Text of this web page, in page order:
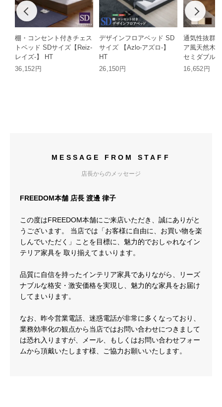
棚・コンセント付きチェス
トベッド SDサイズ【Reiz-
レイズ-】 HT
36,152円
デザインフロアベッド SD
サイズ 【Azlo-アズロ-】
HT
26,150円
通気性抜群
ア風天然木
セミダブル
16,652円
MESSAGE FROM STAFF
店長からのメッセージ
FREEDOM本舗 店長 渡邊 律子
この度はFREEDOM本舗にご来店いただき、誠にありがと
うございます。 当店では「お客様に自由に、お買い物を楽
しんでいただく」ことを目標に、魅力的でおしゃれなイン
テリア家具を 取り揃えてまいります。
品質に自信を持ったインテリア家具でありながら、リーズ
ナブルな格安・激安価格を実現し、魅力的な家具をお届け
してまいります。
なお、昨今営業電話、迷惑電話が非常に多くなっており、
業務効率化の観点から当店ではお問い合わせにつきまして
は恐れ入りますが、メール、もしくはお問い合わせフォー
ムから頂戴いたします様、ご協力お願いいたします。